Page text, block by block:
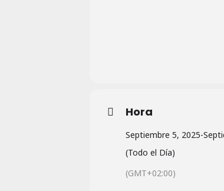
Hora
Septiembre 5, 2025-
(Todo el Día)
(GMT+02:00)